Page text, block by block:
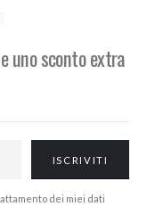
uno sconto extra
dei miei dati